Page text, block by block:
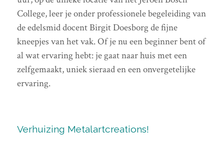
College, leer je onder professionele begeleiding van
de edelsmid docent Birgit Doesborg de fijne
kneepjes van het vak. Of je nu een beginner bent of
al wat ervaring hebt: je gaat naar huis met een
zelfgemaakt, uniek sieraad en een onvergetelijke
ervaring.
Verhuizing Metalartcreations!